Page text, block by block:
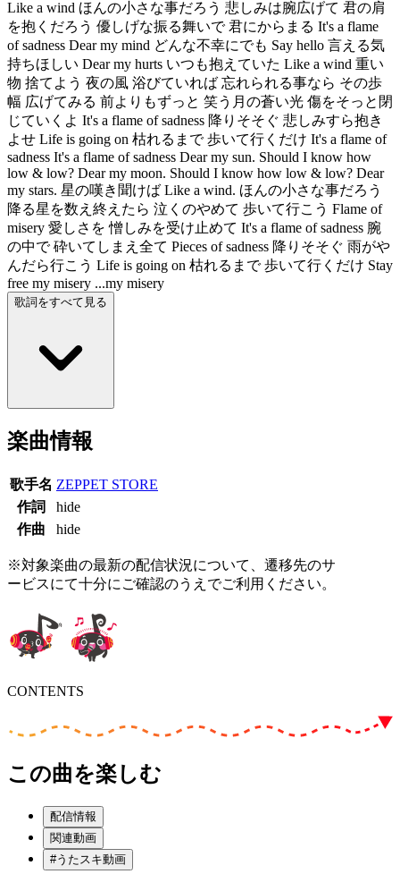
Like a wind ほんの小さな事だろう 悲しみは腕広げて 君の肩
を抱くだろう 優しげな振る舞いで 君にからまる It's a flame
of sadness Dear my mind どんな不幸にでも Say hello 言える気
持ちほしい Dear my hurts いつも抱えていた Like a wind 重い
物 捨てよう 夜の風 浴びていれば 忘れられる事なら その歩
幅 広げてみる 前よりもずっと 笑う月の蒼い光 傷をそっと閉
じていくよ It's a flame of sadness 降りそそぐ 悲しみすら抱き
よせ Life is going on 枯れるまで 歩いて行くだけ It's a flame of
sadness It's a flame of sadness Dear my sun. Should I know how
low & low? Dear my moon. Should I know how low & low? Dear
my stars. 星の嘆き聞けば Like a wind. ほんの小さな事だろう
降る星を数え終えたら 泣くのやめて 歩いて行こう Flame of
misery 愛しさを 憎しみを受け止めて It's a flame of sadness 腕
の中で 砕いてしまえ全て Pieces of sadness 降りそそぐ 雨がや
んだら行こう Life is going on 枯れるまで 歩いて行くだけ Stay
free my misery ...my misery
歌詞をすべて見る
楽曲情報
歌手名 ZEPPET STORE
作詞
hide
作曲
hide
※対象楽曲の最新の配信状況について、遷移先のサ
ービスにて十分にご確認のうえでご利用ください。
CONTENTS
この曲を楽しむ
配信情報
関連動画
#うたスキ動画